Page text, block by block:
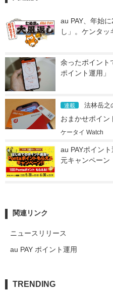
au PAY、年始
し」。ケンタッ
余ったポイント
ポイント運用」
連載 法林岳之
おまかせポイン
ケータイ Watch
au PAYポイン
元キャンペーン
関連リンク
ニュースリリース
au PAY ポイント運用
TRENDING